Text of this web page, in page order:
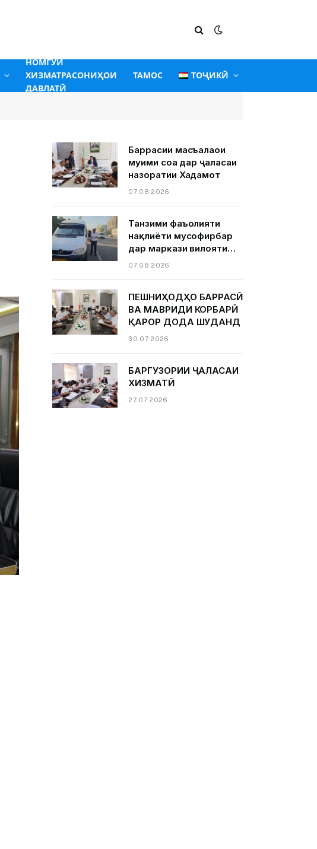
НОМГӮИ
ХИЗМАТРАСОНИҲОИ
ДАВЛАТӢ
ТАМОС ТОҶИКӢ
Баррасии масъалаҳои
муҳими соҳа дар ҷаласаи
назоратии Хадамот
07.08.2026
Танзими фаъолияти
нақлиёти мусофирбар
дар маркази вилояти
Суғд шаҳри Хуҷанд.
07.08.2026
ПЕШНИҲОДҲО БАРРАСӢ
ВА МАВРИДИ КОРБАРӢ
ҚАРОР ДОДА ШУДАНД
30.07.2026
БАРГУЗОРИИ ҶАЛАСАИ
ХИЗМАТӢ
27.07.2026